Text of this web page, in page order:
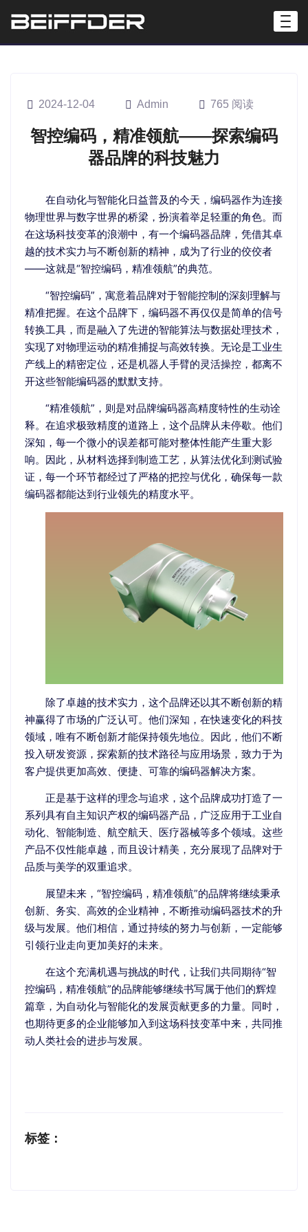
2024-12-04 Admin 765 阅读
智控编码，精准领航——探索编码
器品牌的科技魅力
在自动化与智能化日益普及的今天，编码器作为连接
物理世界与数字世界的桥梁，扮演着举足轻重的角色。而
在这场科技变革的浪潮中，有一个编码器品牌，凭借其卓
越的技术实力与不断创新的精神，成为了行业的佼佼者
——这就是“智控编码，精准领航”的典范。
“智控编码”，寓意着品牌对于智能控制的深刻理解与
精准把握。在这个品牌下，编码器不再仅仅是简单的信号
转换工具，而是融入了先进的智能算法与数据处理技术，
实现了对物理运动的精准捕捉与高效转换。无论是工业生
产线上的精密定位，还是机器人手臂的灵活操控，都离不
开这些智能编码器的默默支持。
“精准领航”，则是对品牌编码器高精度特性的生动诠
释。在追求极致精度的道路上，这个品牌从未停歇。他们
深知，每一个微小的误差都可能对整体性能产生重大影
响。因此，从材料选择到制造工艺，从算法优化到测试验
证，每一个环节都经过了严格的把控与优化，确保每一款
编码器都能达到行业领先的精度水平。
除了卓越的技术实力，这个品牌还以其不断创新的精
神赢得了市场的广泛认可。他们深知，在快速变化的科技
领域，唯有不断创新才能保持领先地位。因此，他们不断
投入研发资源，探索新的技术路径与应用场景，致力于为
客户提供更加高效、便捷、可靠的编码器解决方案。
正是基于这样的理念与追求，这个品牌成功打造了一
系列具有自主知识产权的编码器产品，广泛应用于工业自
动化、智能制造、航空航天、医疗器械等多个领域。这些
产品不仅性能卓越，而且设计精美，充分展现了品牌对于
品质与美学的双重追求。
展望未来，“智控编码，精准领航”的品牌将继续秉承
创新、务实、高效的企业精神，不断推动编码器技术的升
级与发展。他们相信，通过持续的努力与创新，一定能够
引领行业走向更加美好的未来。
在这个充满机遇与挑战的时代，让我们共同期待“智
控编码，精准领航”的品牌能够继续书写属于他们的辉煌
篇章，为自动化与智能化的发展贡献更多的力量。同时，
也期待更多的企业能够加入到这场科技变革中来，共同推
动人类社会的进步与发展。
标签：